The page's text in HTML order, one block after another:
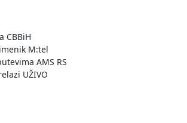
CBBiH
M:tel
AMS RS
UŽIVO